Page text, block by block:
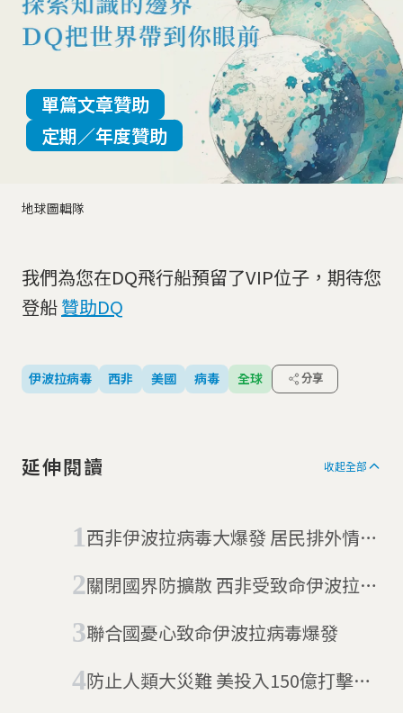
地球圖輯隊
單篇文章贊助
定期／年度贊助
我們為您在DQ飛行船預留了VIP位子，期待您
登船贊助DQ
伊波拉病毒 西非 美國 病毒 全球 分享
延伸閱讀 收起全部
西非伊波拉病毒大爆發 居民排外情緒
關閉國界防擴散 西非受致命伊波拉病
聯合國憂心致命伊波拉病毒爆發
防止人類大災難 美投入150億打擊伊